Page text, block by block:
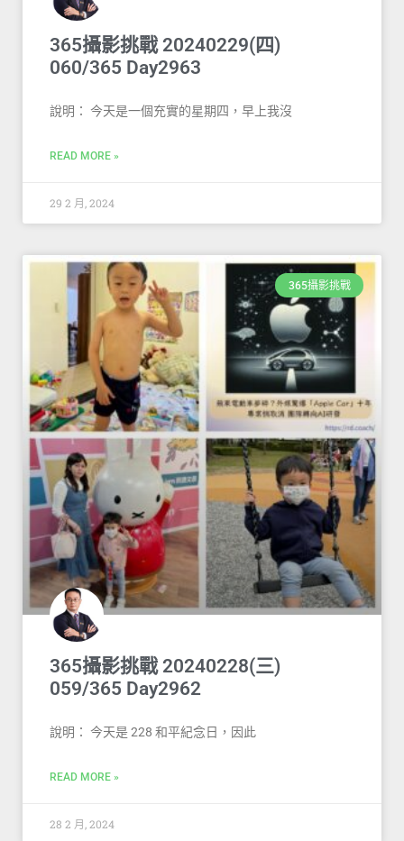
365攝影挑戰 20240229(四)
060/365 Day2963
說明： 今天是一個充實的星期四，早上我沒
READ MORE »
29 2 月, 2024
365攝影挑戰
365攝影挑戰 20240228(三)
059/365 Day2962
說明： 今天是 228 和平紀念日，因此
READ MORE »
28 2 月, 2024